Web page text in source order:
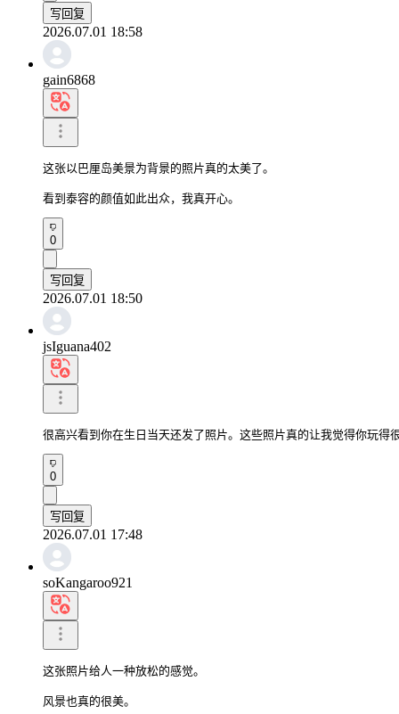
写回复
2026.07.01 18:58
gain6868
这张以巴厘岛美景为背景的照片真的太美了。
看到泰容的颜值如此出众，我真开心。
0
写回复
2026.07.01 18:50
jsIguana402
很高兴看到你在生日当天还发了照片。这些照片真的让我觉得你玩得
0
写回复
2026.07.01 17:48
soKangaroo921
这张照片给人一种放松的感觉。
风景也真的很美。